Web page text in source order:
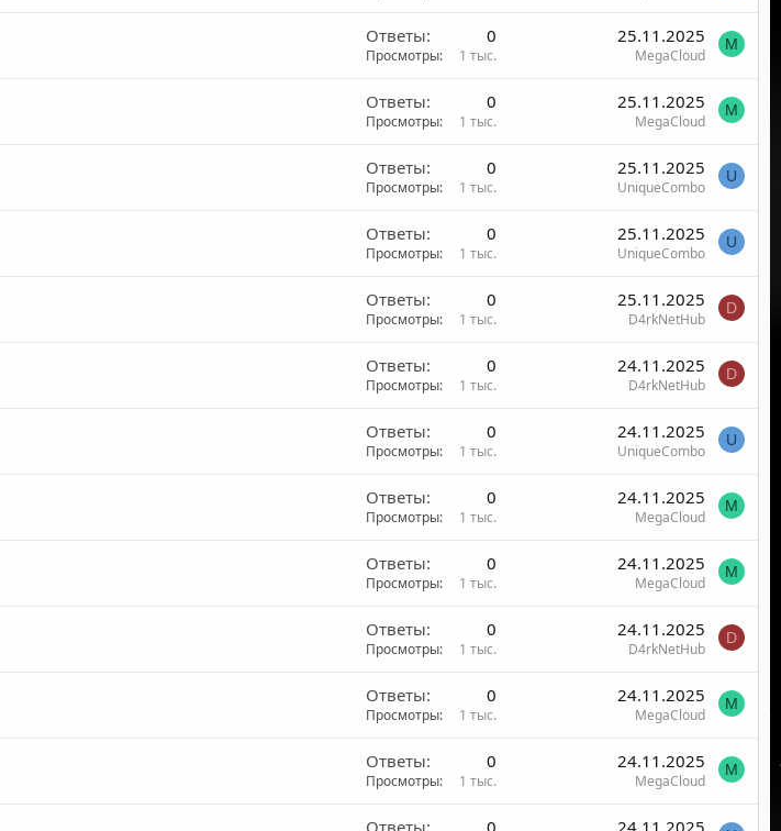
Ответы 0
Просмотры 1 тыс.
25.11.2025
MegaCloud
M
Ответы 0
Просмотры 1 тыс.
25.11.2025
MegaCloud
M
Ответы 0
Просмотры 1 тыс.
25.11.2025
UniqueCombo
U
Ответы 0
Просмотры 1 тыс.
25.11.2025
UniqueCombo
U
Ответы 0
Просмотры 1 тыс.
25.11.2025
D4rkNetHub
D
Ответы 0
Просмотры 1 тыс.
24.11.2025
D4rkNetHub
D
Ответы 0
Просмотры 1 тыс.
24.11.2025
UniqueCombo
U
Ответы 0
Просмотры 1 тыс.
24.11.2025
MegaCloud
M
Ответы 0
Просмотры 1 тыс.
24.11.2025
MegaCloud
M
Ответы 0
Просмотры 1 тыс.
24.11.2025
D4rkNetHub
D
Ответы 0
Просмотры 1 тыс.
24.11.2025
MegaCloud
M
Ответы 0
Просмотры 1 тыс.
24.11.2025
MegaCloud
M
Ответы 0 24.11.2025